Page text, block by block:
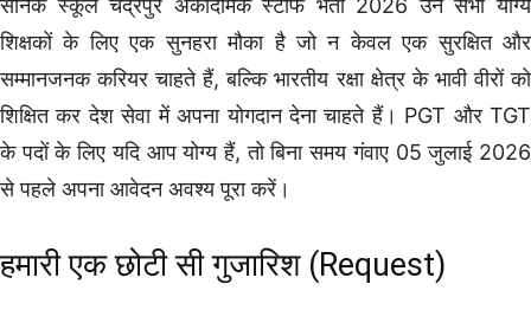
सैनिक स्कूल चंद्रपुर अकादमिक स्टाफ भर्ती 2026 उन सभी योग्य
शिक्षकों के लिए एक सुनहरा मौका है जो न केवल एक सुरक्षित और
सम्मानजनक करियर चाहते हैं, बल्कि भारतीय रक्षा क्षेत्र के भावी वीरों को
शिक्षित कर देश सेवा में अपना योगदान देना चाहते हैं। PGT और TGT
के पदों के लिए यदि आप योग्य हैं, तो बिना समय गंवाए 05 जुलाई 2026
से पहले अपना आवेदन अवश्य पूरा करें।
हमारी एक छोटी सी गुजारिश (Request)